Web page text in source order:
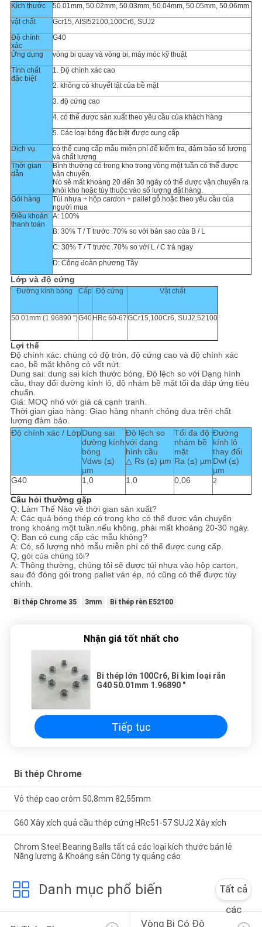
Kích thước
50.01mm, 50.02mm, 50.03mm, 50.04mm, 50.05mm, 50.06mm
vật chất
Gcr15, AISI52100,100Cr6, SUJ2
Độ chính
xác
G40
Ứng dụng
vòng bi quay và vòng bi, máy móc kỹ thuật
Tính chất
đặc biệt
1. Độ chính xác cao
2. không có khuyết tật của bề mặt
3. độ cứng cao
4. có thể được sản xuất theo yêu cầu của khách hàng
5. Các loại bóng đặc biệt được cung cấp.
Dịch vụ
có thể cung cấp mẫu miễn phí để kiểm tra, đảm bảo số lượng
và chất lượng
Thời gian
dẫn
Bình thường có trong kho trong vòng một tuần có thể được
vận chuyển.
Nó sẽ mất khoảng 20 đến 30 ngày có thể được vận chuyển ra
khỏi kho hoặc tùy thuộc vào số lượng đặt hàng.
Gói hàng
Túi nhựa + hộp cardon + pallet gỗ.hoặc theo yêu cầu của
người mua
Điều khoản
thanh toán
A: 100%
B: 30% T / T trước .70% so với bản sao của B / L
C: 30% T / T trước .70% so với L / C trả ngay
D: Công đoàn phương Tây
Lớp và độ cứng
Đường kính bóng Cấp Độ cứng Vật chất
50.01mm (1.96890 ")G40 HRc 60-67GCr15,100Cr6, SUJ2,52100
Lợi thế
Độ chính xác: chúng có độ tròn, độ cứng cao và độ chính xác
cao, bề mặt không có vết nứt.
Dung sai: dung sai kích thước bóng, Độ lệch so với Dạng hình
cầu, thay đổi đường kính lô, độ nhám bề mặt tối đa đáp ứng tiêu
chuẩn.
Giá: MOQ nhỏ với giá cả cạnh tranh.
Thời gian giao hàng: Giao hàng nhanh chóng dựa trên chất
lượng đảm bảo.
Độ chính xác / LớpDung sai
đường kính
bóng
Vdws (≤)
µm
Độ lệch so
với dạng
hình cầu
△ Rs (≤) µm
Tối đa độ
nhám bề
mặt
Ra (≤) µm
Đường
kính lô
thay đổi
Dwl (≤)
µm
G40
1,0 1,0 0,06 2
Câu hỏi thường gặp
Q: Làm Thế Nào về thời gian sản xuất?
A: Các quả bóng thép có trong kho có thể được vận chuyển
trong khoảng một tuần.nếu không, phải mất khoảng 20-30 ngày.
Q: Bạn có cung cấp các mẫu không?
A: Có, số lượng nhỏ mẫu miễn phí có thể được cung cấp.
Q, gói của chúng tôi?
A: Thông thường, chúng tôi sẽ được túi nhựa vào hộp carton,
sau đó đóng gói trong pallet ván ép, nó cũng có thể được tùy
chỉnh.
Bi thép Chrome 35 3mm Bi thép rèn E52100
Nhận giá tốt nhất cho
Bi thép lớn 100Cr6, Bi kim loại rắn
G40 50.01mm 1.96890 "
Tiếp tục
Bi thép Chrome
Vỏ thép cao crôm 50,8mm 82,55mm
G60 Xây xích quả cầu thép cứng HRc51-57 SUJ2 Xây xích
Chrom Steel Bearing Balls tất cả các loại kích thước bán lẻ
Năng lượng & Khoáng sản Công ty quảng cáo
Danh mục phổ biến
Tất cả
các
Vòng Bi Có Độ